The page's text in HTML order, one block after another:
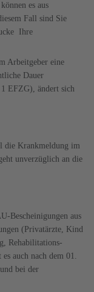
es aus
Fall sind Sie
Ihre
Arbeitgeber eine
Dauer
EFZG), ändert sich
die Krankmeldung im
unverzüglich an die
Bescheinigungen aus
(Privatärzte, Kind
Rehabilitations-
auch nach dem 01.
bei der